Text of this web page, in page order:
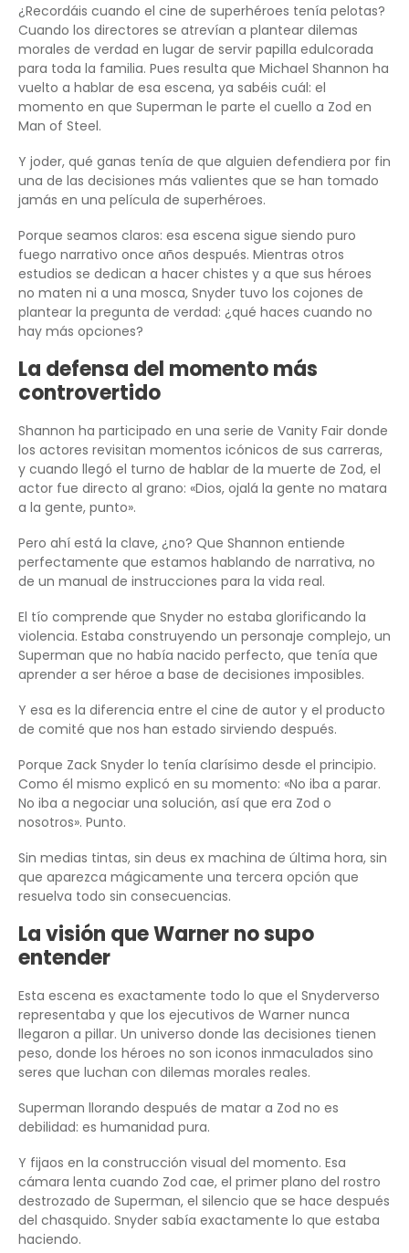
¿Recordáis cuando el cine de superhéroes tenía pelotas?
Cuando los directores se atrevían a plantear dilemas
morales de verdad en lugar de servir papilla edulcorada
para toda la familia. Pues resulta que Michael Shannon ha
vuelto a hablar de esa escena, ya sabéis cuál: el
momento en que Superman le parte el cuello a Zod en
Man of Steel.
Y joder, qué ganas tenía de que alguien defendiera por fin
una de las decisiones más valientes que se han tomado
jamás en una película de superhéroes.
Porque seamos claros: esa escena sigue siendo puro
fuego narrativo once años después. Mientras otros
estudios se dedican a hacer chistes y a que sus héroes
no maten ni a una mosca, Snyder tuvo los cojones de
plantear la pregunta de verdad: ¿qué haces cuando no
hay más opciones?
La defensa del momento más
controvertido
Shannon ha participado en una serie de Vanity Fair donde
los actores revisitan momentos icónicos de sus carreras,
y cuando llegó el turno de hablar de la muerte de Zod, el
actor fue directo al grano: «Dios, ojalá la gente no matara
a la gente, punto».
Pero ahí está la clave, ¿no? Que Shannon entiende
perfectamente que estamos hablando de narrativa, no
de un manual de instrucciones para la vida real.
El tío comprende que Snyder no estaba glorificando la
violencia. Estaba construyendo un personaje complejo, un
Superman que no había nacido perfecto, que tenía que
aprender a ser héroe a base de decisiones imposibles.
Y esa es la diferencia entre el cine de autor y el producto
de comité que nos han estado sirviendo después.
Porque Zack Snyder lo tenía clarísimo desde el principio.
Como él mismo explicó en su momento: «No iba a parar.
No iba a negociar una solución, así que era Zod o
nosotros». Punto.
Sin medias tintas, sin deus ex machina de última hora, sin
que aparezca mágicamente una tercera opción que
resuelva todo sin consecuencias.
La visión que Warner no supo
entender
Esta escena es exactamente todo lo que el Snyderverso
representaba y que los ejecutivos de Warner nunca
llegaron a pillar. Un universo donde las decisiones tienen
peso, donde los héroes no son iconos inmaculados sino
seres que luchan con dilemas morales reales.
Superman llorando después de matar a Zod no es
debilidad: es humanidad pura.
Y fijaos en la construcción visual del momento. Esa
cámara lenta cuando Zod cae, el primer plano del rostro
destrozado de Superman, el silencio que se hace después
del chasquido. Snyder sabía exactamente lo que estaba
haciendo.